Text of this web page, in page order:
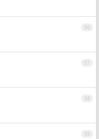
56
57
58
59